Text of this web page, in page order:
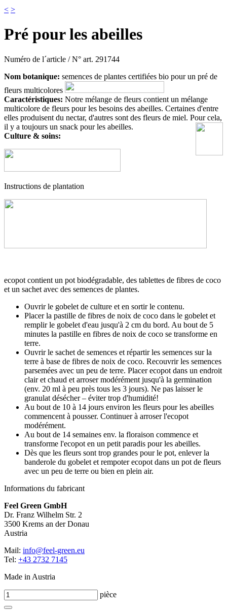
< >
Pré pour les abeilles
Numéro de l´article / N° art. 291744
Nom botanique: semences de plantes certifiées bio pour un pré de
fleurs multicolores
Caractéristiques: Notre mélange de fleurs contient un mélange
multicolore de fleurs pour les besoins des abeilles. Certaines d'entre
elles produisent du nectar, d'autres sont des fleurs de miel. Pour cela,
il y a toujours un snack pour les abeilles.
Culture & soins:
Instructions de plantation
ecopot contient un pot biodégradable, des tablettes de fibres de coco
et un sachet avec des semences de plantes.
Ouvrir le gobelet de culture et en sortir le contenu.
Placer la pastille de fibres de noix de coco dans le gobelet et
remplir le gobelet d'eau jusqu'à 2 cm du bord. Au bout de 5
minutes la pastille en fibres de noix de coco se transforme en
terre.
Ouvrir le sachet de semences et répartir les semences sur la
terre à base de fibres de noix de coco. Recouvrir les semences
parsemées avec un peu de terre. Placer ecopot dans un endroit
clair et chaud et arroser modérément jusqu'à la germination
(env. 20 ml à peu près tous les 3 jours). Ne pas laisser le
granulat désécher – éviter trop d'humidité!
Au bout de 10 à 14 jours environ les fleurs pour les abeilles
commencent à pousser. Continuer à arroser l'ecopot
modérément.
Au bout de 14 semaines env. la floraison commence et
transforme l'ecopot en un petit paradis pour les abeilles.
Dès que les fleurs sont trop grandes pour le pot, enlever la
banderole du gobelet et rempoter ecopot dans un pot de fleurs
avec un peu de terre ou bien en plein air.
Informations du fabricant
Feel Green GmbH
Dr. Franz Wilhelm Str. 2
3500 Krems an der Donau
Austria
Mail: info@feel-green.eu
Tel: +43 2732 7145
Made in Austria
pièce